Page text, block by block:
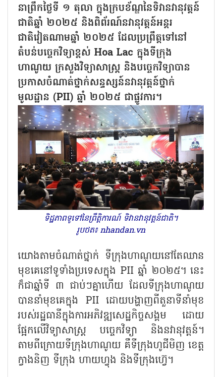
នាព្រឹកថ្ងៃទី ១ តុលា ក្នុងក្របខ័ណ្ឌនៃទិវានវានុវត្តន៍
ជាតិឆ្នាំ ២០២៥ និងពិព័រណ៍នវានុវត្តន៍អន្តរ
ជាតិវៀតណាមឆ្នាំ ២០២៥ ដែលប្រព្រឹត្តទៅនៅ
តំបន់បច្ចេកវិទ្យាខ្ពស់ Hoa Lac ក្នុងទីក្រុង
ហាណូយ ក្រសួងវិទ្យាសាស្ត្រ និងបច្ចេកវិទ្យាបាន
ប្រកាសចំណាត់ថ្នាក់សន្ទស្សន៍នវានុវត្តន៍ថ្នាក់
មូលដ្ឋាន (PII) ឆ្នាំ ២០២៥ ជាផ្លូវការ។
ទិដ្ឋភាពទូទៅនៃព្រឹត្តិការណ៍ ទិវានវានុវត្តន៍ជាតិ។
រូបថត៖ nhandan.vn
យោងតាមចំណាត់ថ្នាក់ ទីក្រុងហាណូយនៅតែឈាន
មុខគេនៅទូទាំងប្រទេសក្នុង PII ឆ្នាំ ២០២៥។ នេះ
ក៏ជាឆ្នាំទី ៣ ជាប់ៗគ្នាហើយ ដែលទីក្រុងហាណូយ
បាននាំមុខគេក្នុង PII ដោយបង្ហាញពីតួនាទីនាំមុខ
របស់រដ្ឋធានីក្នុងការអភិវឌ្ឍសេដ្ឋកិច្ចសង្គម ដោយ
ផ្អែកលើវិទ្យាសាស្ត្រ បច្ចេកវិទ្យា និងនវានុវត្តន៍។
តាមពីក្រោយទីក្រុងហាណូយ គឺទីក្រុងហូជីមិញ ខេត្ត
ក្វាងនិញ ទីក្រុង ហាយហ្វុង និងទីក្រុងហ៊្វេ។